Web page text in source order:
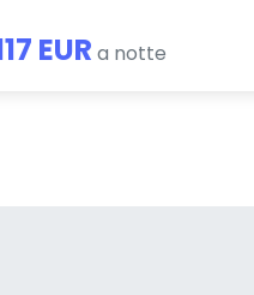
EUR a notte